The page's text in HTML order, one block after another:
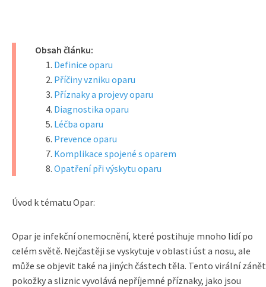
Obsah článku:
Definice oparu
Příčiny vzniku oparu
Příznaky a projevy oparu
Diagnostika oparu
Léčba oparu
Prevence oparu
Komplikace spojené s oparem
Opatření při výskytu oparu
Úvod k tématu Opar:
Opar je infekční onemocnění, které postihuje mnoho lidí po
celém světě. Nejčastěji se vyskytuje v oblasti úst a nosu, ale
může se objevit také na jiných částech těla. Tento virální zánět
pokožky a sliznic vyvolává nepříjemné příznaky, jako jsou